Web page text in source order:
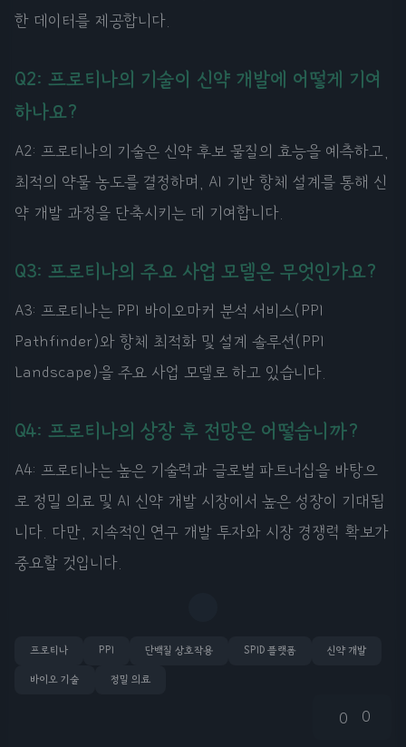
한 데이터를 제공합니다.
Q2: 프로티나의 기술이 신약 개발에 어떻게 기여
하나요?
A2: 프로티나의 기술은 신약 후보 물질의 효능을 예측하고,
최적의 약물 농도를 결정하며, AI 기반 항체 설계를 통해 신
약 개발 과정을 단축시키는 데 기여합니다.
Q3: 프로티나의 주요 사업 모델은 무엇인가요?
A3: 프로티나는 PPI 바이오마커 분석 서비스(PPI
Pathfinder)와 항체 최적화 및 설계 솔루션(PPI
Landscape)을 주요 사업 모델로 하고 있습니다.
Q4: 프로티나의 상장 후 전망은 어떻습니까?
A4: 프로티나는 높은 기술력과 글로벌 파트너십을 바탕으
로 정밀 의료 및 AI 신약 개발 시장에서 높은 성장이 기대됩
니다. 다만, 지속적인 연구 개발 투자와 시장 경쟁력 확보가
중요할 것입니다.
프로티나 PPI 단백질 상호작용 SPID 플랫폼 신약 개발
바이오 기술 정밀 의료
0 0